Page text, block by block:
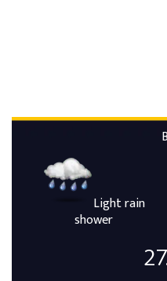
Light rain
shower